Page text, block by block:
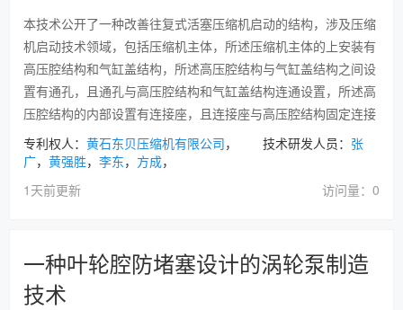
本技术公开了一种改善往复式活塞压缩机启动的结构，涉及压缩
机启动技术领域，包括压缩机主体，所述压缩机主体的上安装有
高压腔结构和气缸盖结构，所述高压腔结构与气缸盖结构之间设
置有通孔，且通孔与高压腔结构和气缸盖结构连通设置，所述高
压腔结构的内部设置有连接座，且连接座与高压腔结构固定连接
专利权人： 黄石东贝压缩机有限公司， 技术研发人员： 张
广， 黄强胜， 李东， 方成，
1天前更新
访问量：0
一种叶轮腔防堵塞设计的涡轮泵制造
技术